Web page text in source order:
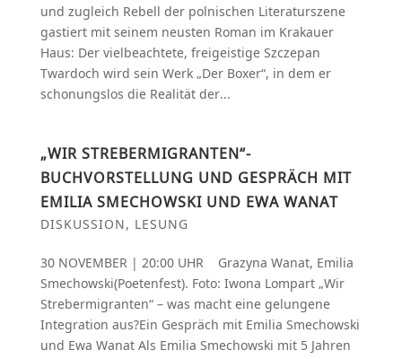
und zugleich Rebell der polnischen Literaturszene
gastiert mit seinem neusten Roman im Krakauer
Haus: Der vielbeachtete, freigeistige Szczepan
Twardoch wird sein Werk „Der Boxer“, in dem er
schonungslos die Realität der...
„WIR STREBERMIGRANTEN“-
BUCHVORSTELLUNG UND GESPRÄCH MIT
EMILIA SMECHOWSKI UND EWA WANAT
DISKUSSION, LESUNG
30 NOVEMBER | 20:00 UHR Grazyna Wanat, Emilia
Smechowski(Poetenfest). Foto: Iwona Lompart „Wir
Strebermigranten“ – was macht eine gelungene
Integration aus?Ein Gespräch mit Emilia Smechowski
und Ewa Wanat Als Emilia Smechowski mit 5 Jahren